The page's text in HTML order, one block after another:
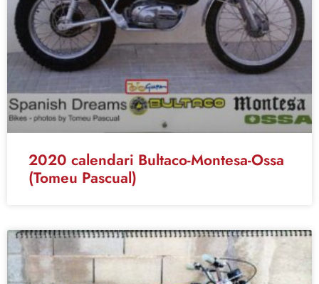
2020 calendari Bultaco-Montesa-Ossa
(Tomeu Pascual)